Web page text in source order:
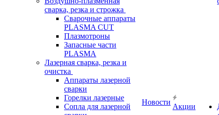
сварка, резка и строжка
Сварочные аппараты
PLASMA CUT
Плазмотроны
Запасные части
PLASMA
Лазерная сварка, резка и
очистка
Аппараты лазерной
сварки
Горелки лазерные
Сопла для лазерной
Новости
Акции